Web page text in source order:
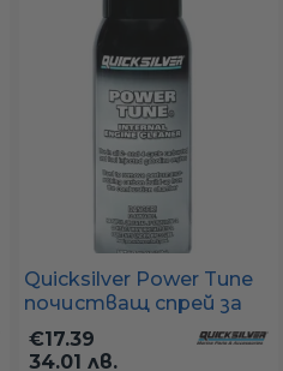
Quicksilver Power Tune
почистващ спрей за
двигател
€17.39
34.01 лв.